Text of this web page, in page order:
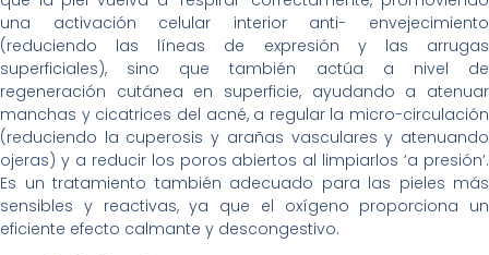
una activación celular interior anti- envejecimiento
(reduciendo las líneas de expresión y las arrugas
superficiales), sino que también actúa a nivel de
regeneración cutánea en superficie, ayudando a atenuar
manchas y cicatrices del acné, a regular la micro-circulación
(reduciendo la cuperosis y arañas vasculares y atenuando
ojeras) y a reducir los poros abiertos al limpiarlos ‘a presión’.
Es un tratamiento también adecuado para las pieles más
sensibles y reactivas, ya que el oxígeno proporciona un
eficiente efecto calmante y descongestivo.